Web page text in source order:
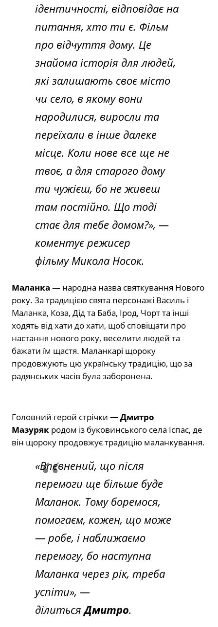
ідентичності, відповідає на
питання, хто ти є. Фільм
про відчуття дому. Це
знайома історія для людей,
які залишають своє місто
чи село, в якому вони
народилися, виросли та
переїхали в інше далеке
місце. Коли нове все ще не
твоє, а для старого дому
ти чужієш, бо не живеш
там постійно. Що тоді
стає для тебе домом?», —
коментує режисер
фільму Микола Носок.
Маланка — народна назва святкування Нового
року. За традицією свята персонажі Василь і
Маланка, Коза, Дід та Баба, Ірод, Чорт та інші
ходять від хати до хати, щоб сповіщати про
настання нового року, веселити людей та
бажати їм щастя. Маланкарі щороку
продовжують цю українську традицію, що за
радянських часів була заборонена.
Головний герой стрічки — Дмитро
Мазуряк родом із буковинського села Іспас, де
він щороку продовжує традицію маланкування.
«Впевнений, що після
перемоги ще більше буде
Маланок. Тому боремося,
помогаєм, кожен, що може
— робе, і наближаємо
перемогу, бо наступна
Маланка через рік, треба
успіти», —
ділитьсяДмитро.